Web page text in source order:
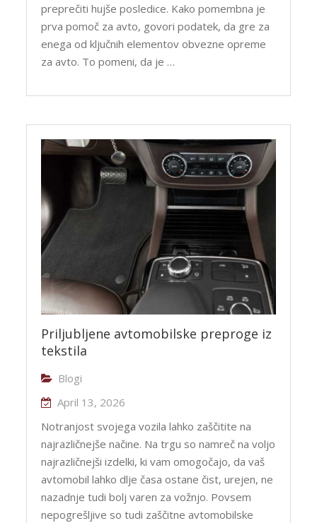
preprečiti hujše posledice. Kako pomembna je
prva pomoč za avto, govori podatek, da gre za
enega od ključnih elementov obvezne opreme
za avto. To pomeni, da je …
Priljubljene avtomobilske preproge iz
tekstila
Blogi
April 13, 2026
Notranjost svojega vozila lahko zaščitite na
najrazličnejše načine. Na trgu so namreč na voljo
najrazličnejši izdelki, ki vam omogočajo, da vaš
avtomobil lahko dlje časa ostane čist, urejen, ne
nazadnje tudi bolj varen za vožnjo. Povsem
nepogrešljive so tudi zaščitne avtomobilske